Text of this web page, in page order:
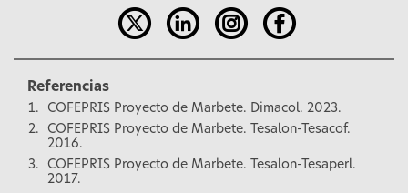
Referencias
COFEPRIS Proyecto de Marbete. Dimacol. 2023.
COFEPRIS Proyecto de Marbete. Tesalon-Tesacof.
2016.
COFEPRIS Proyecto de Marbete. Tesalon-Tesaperl.
2017.